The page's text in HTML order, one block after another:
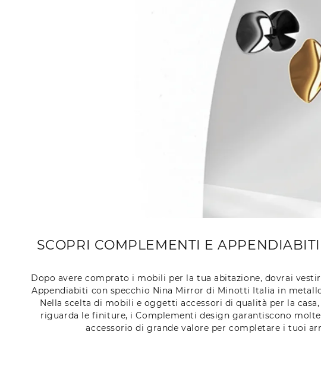
SCOPRI COMPLEMENTI E
Dopo avere comprato i mobili per la tua abitazione, dovrai
Appendiabiti con specchio Nina Mirror di Minotti Italia in
Nella scelta di mobili e oggetti accessori di qualità per la
riguarda le finiture, i Complementi design garantiscono
accessorio di grande valore per completare i tuoi